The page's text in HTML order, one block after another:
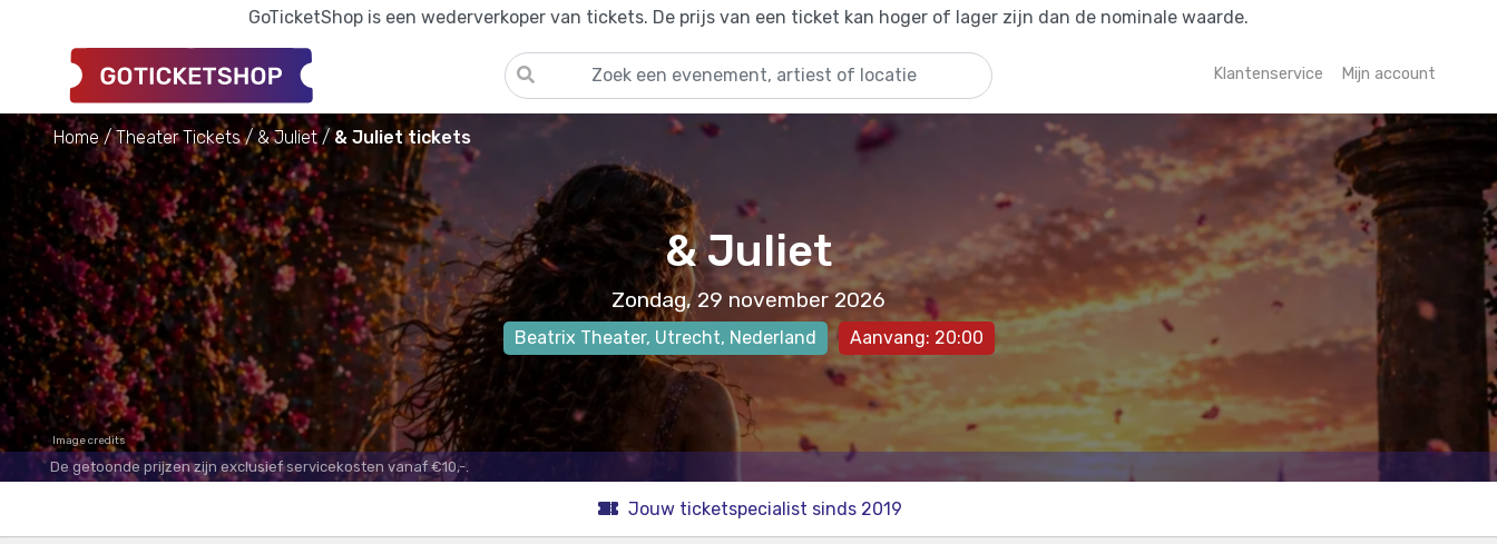
GoTicketShop is een wederverkoper van tickets. De prijs van een ticket kan hoger of lager zijn dan de nominale waarde.
Klantenservice Mijn account
Home Theater Tickets & Juliet & Juliet tickets
& Juliet
Zondag, 29 november 2026
Beatrix Theater, Utrecht, Nederland Aanvang: 20:00
Image credits
De getoonde prijzen zijn exclusief servicekosten vanaf €10,-.
Jouw ticketspecialist sinds 2019